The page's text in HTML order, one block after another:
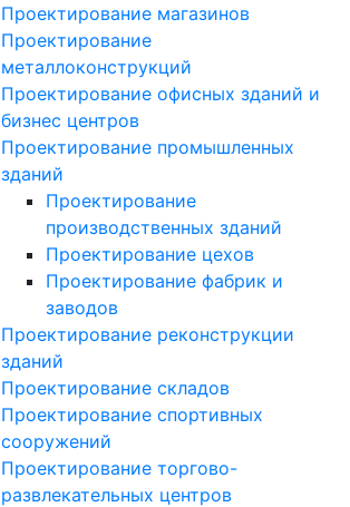
Проектирование магазинов
Проектирование
металлоконструкций
Проектирование офисных зданий и
бизнес центров
Проектирование промышленных
зданий
Проектирование
производственных зданий
Проектирование цехов
Проектирование фабрик и
заводов
Проектирование реконструкции
зданий
Проектирование складов
Проектирование спортивных
сооружений
Проектирование торгово-
развлекательных центров